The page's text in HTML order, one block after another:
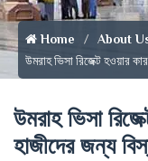
Home About
উমরাহ ভিসা রিজেক্ট হওয়ার
উমরাহ ভিসা
হাজীদের জন্য